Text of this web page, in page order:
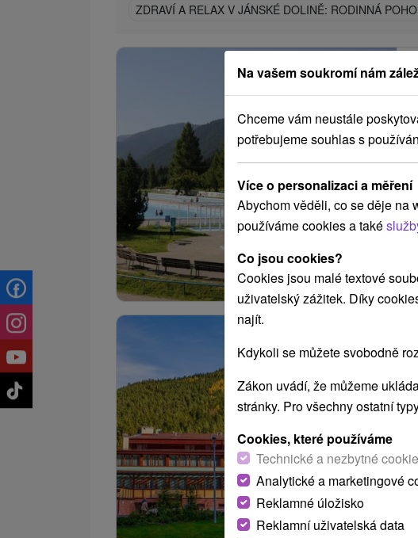
ZDRAVÍ A RELAX V JÁNSKÉ DOLINĚ: RODINNÁ
Na vašem soukromí nám
Chceme vám neustále
potřebujeme souhlas s
Více o personalizaci a měření
Abychom věděli, co se děje na
používáme cookies a také
Co jsou cookies?
Cookies jsou malé textové
uživatelský zážitek. Díky
najít.
Kdykoli se můžete svobodně
Zákon uvádí, že můžeme
stránky. Pro všechny ostatní
Cookies, které používáme
Technické a nezbytné
Analytické a marketingové
Reklamné úložisko
Reklamní uživatelská data